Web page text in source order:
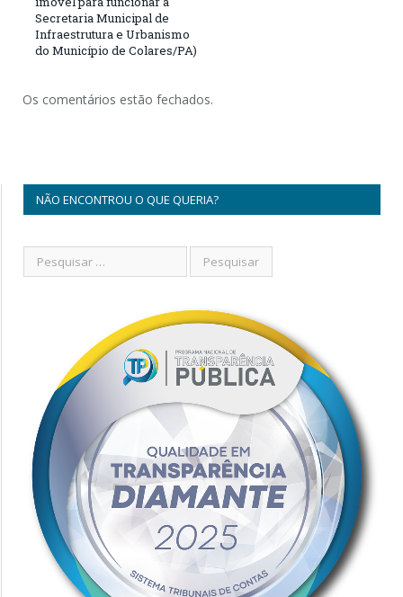
Secretaria Municipal de
Infraestrutura e Urbanismo
do Município de Colares/PA)
Os comentários estão fechados.
NÃO ENCONTROU O QUE QUERIA?